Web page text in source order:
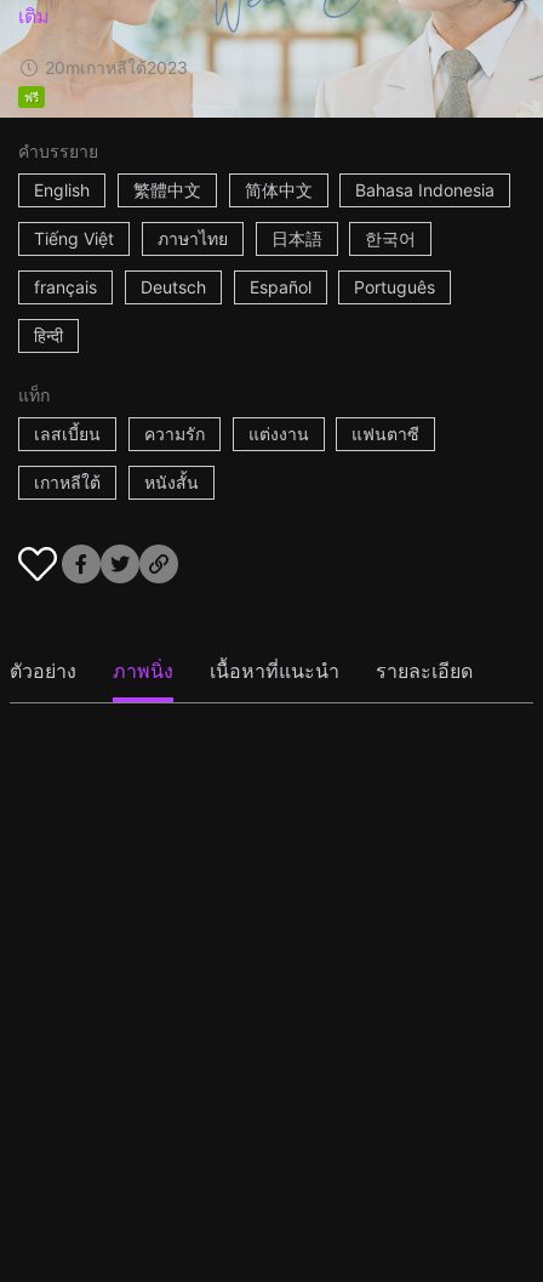
เติม
20mเกาหลีใต้2023
ฟรี
คำบรรยาย
English
繁體中文 简体中文 Bahasa Indonesia
Tiếng Việt ภาษาไทย 日本語 한국어
français Deutsch Español Português
हिन्दी
แท็ก
เลสเบี้ยน
ความรัก แต่งงาน แฟนตาซี
เกาหลีใต้ หนังสั้น
ตัวอย่าง ภาพนิ่ง เนื้อหาที่แนะนำ รายละเอียด